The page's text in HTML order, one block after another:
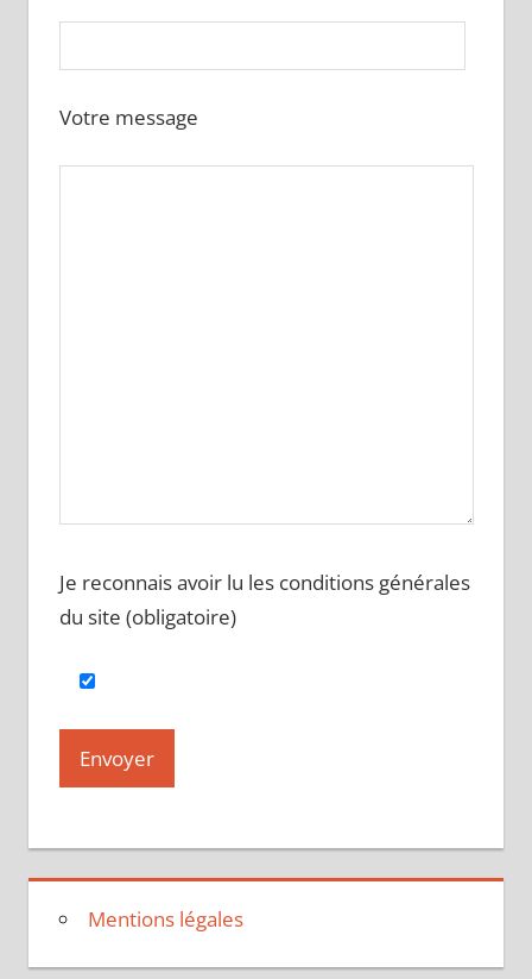
Votre message
Je reconnais avoir lu les conditions générales
du site (obligatoire)
Mentions légales